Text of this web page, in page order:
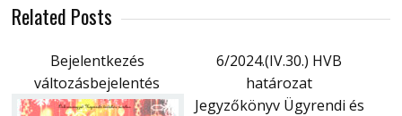
Related Posts
Bejelentkezés
változásbejelentés
6/2024.(IV.30.) HVB
határozat
Jegyzőkönyv Ügyrendi és